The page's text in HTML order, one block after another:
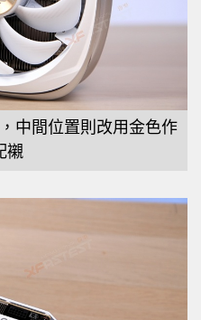
中間位置則改用金色作
襯